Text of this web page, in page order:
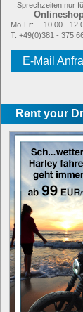
Sprechzeiten nur
Mo-Fr:
10.00 -
T: +49(0)381 - 375
E-Mail
Rent your